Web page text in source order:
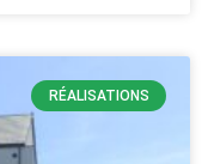
RÉALISATIONS